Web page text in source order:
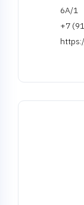
6А/1
+7